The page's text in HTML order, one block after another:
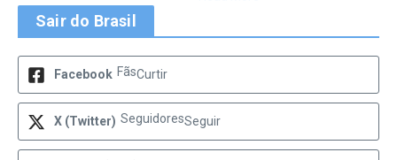
Sair do Brasil
Facebook FãsCurtir
X (Twitter) SeguidoresSeguir